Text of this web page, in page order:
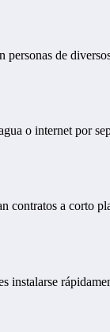
de
o internet por
contratos a